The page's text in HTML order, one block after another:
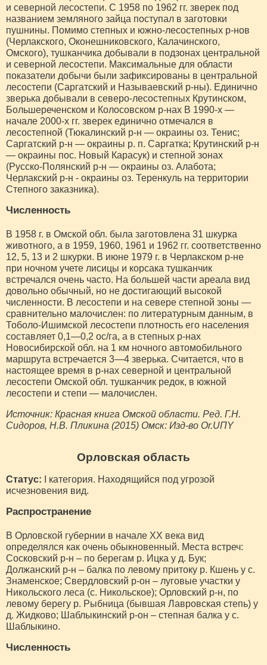
и северной лесостепи. С 1958 по 1962 гг. зверек под
названием земляного зайца поступал в заготовки
пушнины. Помимо степных и южно-лесостепных р-нов
(Черлакского, Оконешниковского, Калачинского,
Омского), тушканчика добывали в подзонах центральной
и северной лесостепи. Максимальные для области
показатели добычи были зафиксированы в центральной
лесостепи (Саргатский и Называевский р-ны). Единично
зверька добывали в северо-лесостепных Крутинском,
Большереченском и Колосовском р-нах В 1990-х —
начале 2000-х гг. зверек единично отмечался в
лесостепной (Тюкалинский р-н — окраины оз. Тенис;
Саргатский р-н — окраины р. п. Саргатка; Крутинский р-н
— окраины пос. Новый Карасук) и степной зонах
(Русско-Полянский р-н — окраины оз. Алабота;
Черлакский р-н - окраины оз. Теренкуль на территории
Степного заказника).
Численность
В 1958 г. в Омской обл. была заготовлена 31 шкурка
животного, а в 1959, 1960, 1961 и 1962 гг. соответственно
12, 5, 13 и 2 шкурки. В июне 1979 г. в Черлакском р-не
при ночном учете лисицы и корсака тушканчик
встречался очень часто. На большей части ареала вид
довольно обычный, но не достигающий высокой
численности. В лесостепи и на севере степной зоны —
сравнительно малочислен: по литературным данным, в
Тоболо-Ишимской лесостепи плотность его населения
составляет 0,1—0,2 ос/га, а в степных р-нах
Новосибирской обл. на 1 км ночного автомобильного
маршрута встречается 3—4 зверька. Считается, что в
настоящее время в р-нах северной и центральной
лесостепи Омской обл. тушканчик редок, в южной
лесостепи и степи — малочислен.
Источник: Красная книга Омской области. Ред. Г.Н.
Сидоров, Н.В. Пликина (2015) Омск: Изд-во Or.UПY
Орловская область
Статус: I категория. Находящийся под угрозой
исчезновения вид.
Распространение
В Орловской губернии в начале XX века вид
определялся как очень обыкновенный. Места встреч:
Сосковский р-н – по берегам р. Ицка у д. Бук;
Должанский р-н – балка по левому притоку р. Кшень у с.
Знаменское; Свердловский р-он – луговые участки у
Никольского леса (с. Никольское); Орловский р-н, по
левому берегу р. Рыбница (бывшая Лавровская степь) у
д. Жидково; Шаблыкинский р-он – степная балка у с.
Шаблыкино.
Численность